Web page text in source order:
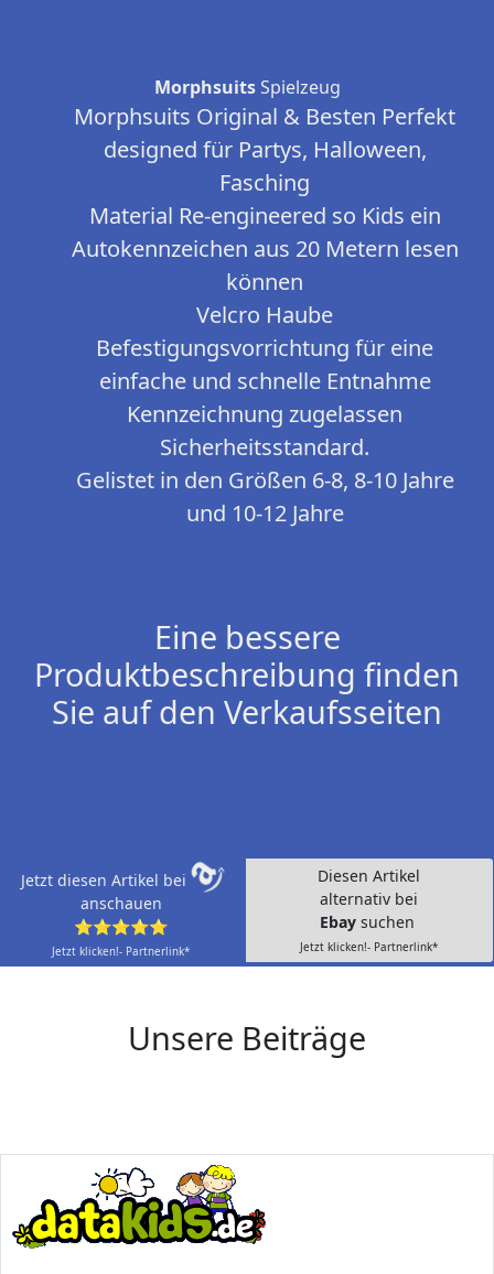
MorphsuitsSpielzeug
Morphsuits Original & Besten Perfekt
designed für Partys, Halloween,
Fasching
Material Re-engineered so Kids ein
Autokennzeichen aus 20 Metern lesen
können
Velcro Haube
Befestigungsvorrichtung für eine
einfache und schnelle Entnahme
Kennzeichnung zugelassen
Sicherheitsstandard.
Gelistet in den Größen 6-8, 8-10 Jahre
und 10-12 Jahre
Eine bessere
Produktbeschreibung finden
Sie auf den Verkaufsseiten
Jetzt diesen Artikel bei
anschauen
⭐⭐⭐⭐⭐
Jetzt klicken!- Partnerlink*
Diesen Artikel
alternativ bei
Ebay suchen
Jetzt klicken!- Partnerlink*
Unsere Beiträge